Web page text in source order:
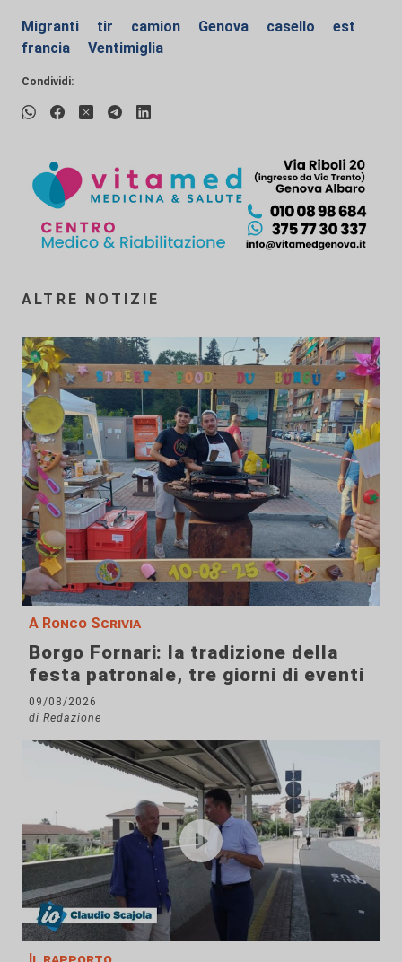
Migranti tir camion Genova casello
est
francia
Ventimiglia
Condividi:
ALTRE NOTIZIE
A Ronco Scrivia
Borgo Fornari: la tradizione della
festa patronale, tre giorni di eventi
09/08/2026
di Redazione